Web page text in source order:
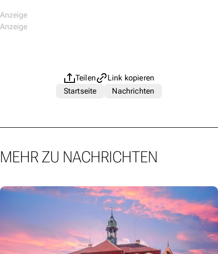
Teilen
Link kopieren
Startseite
Nachrichten
MEHR ZU NACHRICHTEN